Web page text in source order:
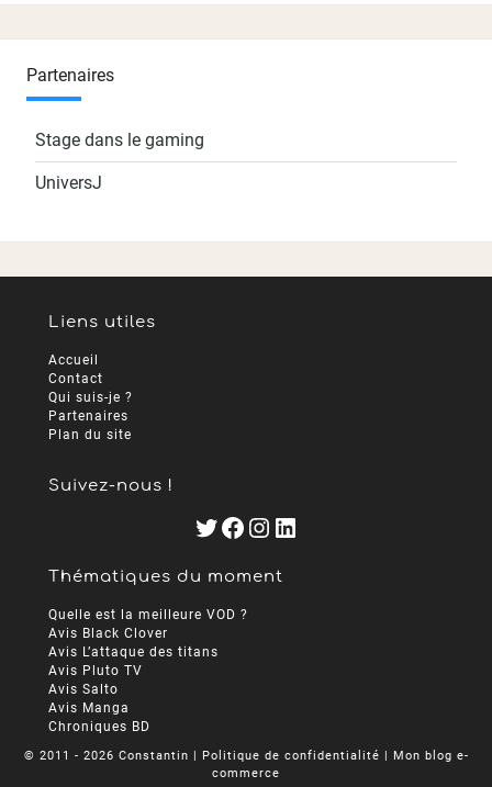
Partenaires
Stage dans le gaming
UniversJ
Liens utiles
Accueil
Contact
Qui suis-je ?
Partenaires
Plan du site
Suivez-nous !
Twitter
Facebook
Instagram
LinkedIn
Thématiques du moment
Quelle est la meilleure VOD ?
Avis Black Clover
Avis L’attaque des titans
Avis Pluto TV
Avis Salto
Avis Manga
Chroniques BD
© 2011 - 2026 Constantin | Politique de confidentialité | Mon blog e-
commerce